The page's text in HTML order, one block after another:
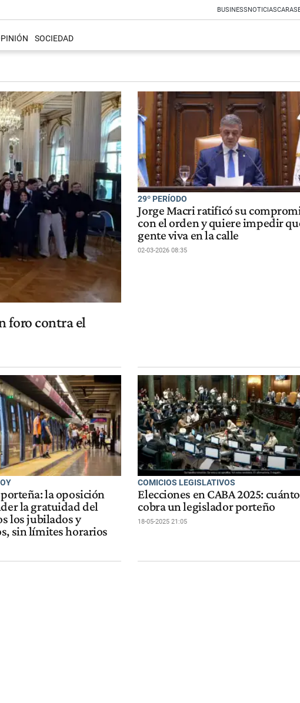
BUSINESSNOTICIASCARAS
SOCIEDAD
foro contra el
29º PERÍODO
Jorge Macri ratificó su
con el orden y quiere impedir
gente viva en la calle
02-03-2026 08:35
la oposición
la gratuidad del
los jubilados y
sin límites horarios
COMICIOS LEGISLATIVOS
Elecciones en CABA 2025: cuánto
cobra un legislador porteño
18-05-2025 21:05